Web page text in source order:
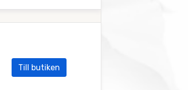
Till butiken